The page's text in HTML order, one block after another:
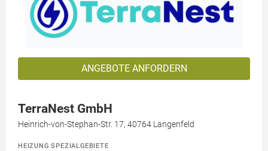
ANGEBOTE ANFORDERN
TerraNest GmbH
Heinrich-von-Stephan-Str. 17, 40764 Langenfeld
HEIZUNG SPEZIALGEBIETE